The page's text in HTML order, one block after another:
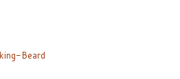
Beard